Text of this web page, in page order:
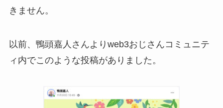
きません。
以前、鴨頭嘉人さんよりweb3おじさんコミュニテ
ィ内でこのような投稿がありました。